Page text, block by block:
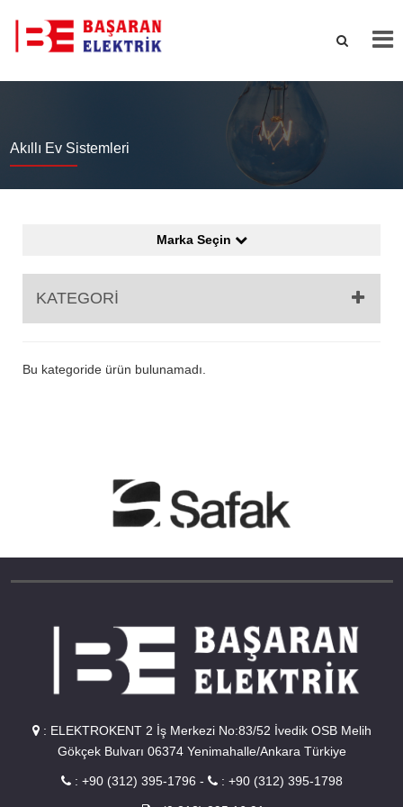
Akıllı Ev Sistemleri
Marka Seçin
KATEGORİ
Bu kategoride ürün bulunamadı.
: ELEKTROKENT 2 İş Merkezi No:83/52 İvedik OSB Melih
Gökçek Bulvarı 06374 Yenimahalle/Ankara Türkiye
: +90 (312) 395-1796 - : +90 (312) 395-1798